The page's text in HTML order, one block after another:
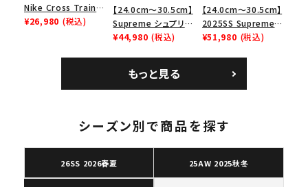
Nike Cross Trainer
Low ナイキクロスト
¥26,980 (税込)
【24.0cm～30.5cm】
Supreme シュプリー
ム 2023AW Nike
カー ホワイト 白
¥44,980 (税込)
【24.0cm～30.5cm】
2025SS Supreme
GOODENOUGH
ムグッドイナフ ナイキ
エアフォース１スニー
ト
¥51,980 (税込)
もっと見る
シーズン別で商品を探す
26SS 2026春夏 25AW 2025秋冬